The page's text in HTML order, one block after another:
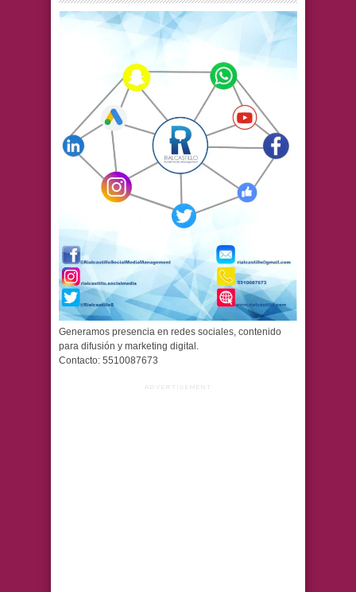
Generamos presencia en redes sociales, contenido
para difusión y marketing digital.
Contacto: 5510087673
ADVERTISEMENT